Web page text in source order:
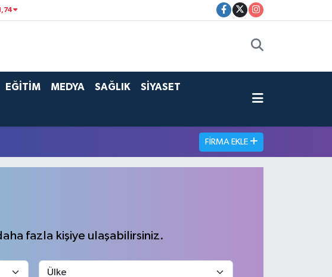
EĞİTİM MEDYA SAĞLIK SİYASET
FIRMA EKLE
fazla kişiye ulaşabilirsiniz.